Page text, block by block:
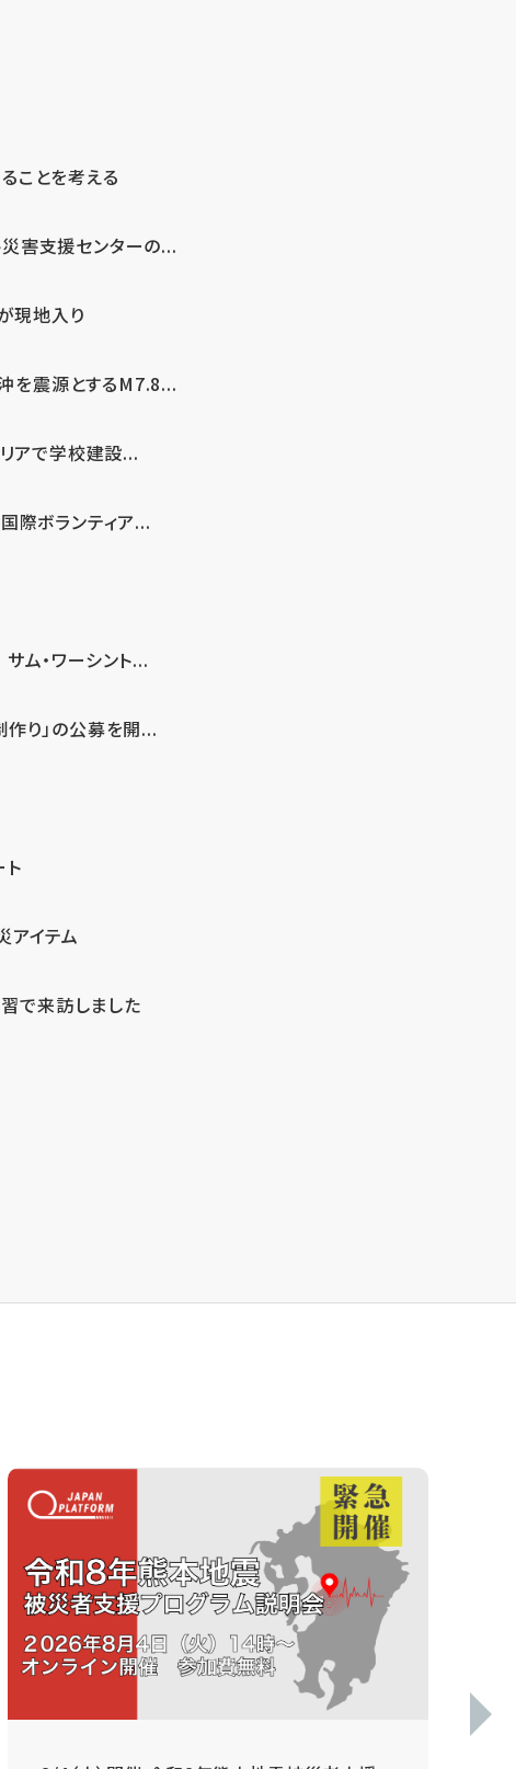
ことを考える
災害支援センターの...
現地入り
を震源とするM7.8...
アで学校建設...
際ボランティア...
ム・ワーシント...
り」の公募を開...
アイテム
で来訪しました